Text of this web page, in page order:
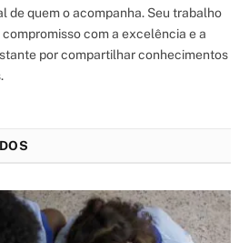
de quem o acompanha. Seu trabalho
com a excelência e a
por compartilhar conhecimentos